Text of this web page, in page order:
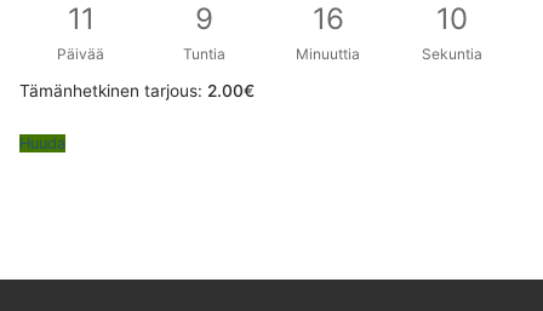
11
Päivää
9
Tuntia
16
Minuuttia
9
Sekuntia
Tämänhetkinen tarjous: 2.00€
Huuda